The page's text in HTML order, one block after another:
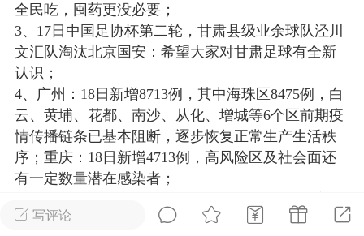
建术
DRYY面膜
爆款平台
26 23:18
电脑端 美业资讯
闪充小白罐
本/双效闪充，养出紧致小白脸！一、项
充小白罐 = 闪充大白肌（仪器）× 草本
产品）×极光嫩肤啫喱（产品）这是一套
护...写评论
全民吃，囤药更没必要；
3、17日中国足协杯第二轮，甘肃县级业余球队泾川
文汇队淘汰北京国安：希望大家对甘肃足球有全新
认识；
4、广州：18日新增8713例，其中海珠区8475例，白
云、黄埔、花都、南沙、从化、增城等6个区前期疫
情传播链条已基本阻断，逐步恢复正常生产生活秩
序；重庆：18日新增4713例，高风险区及社会面还
有一定数量潜在感染者；
气管线起火发生损坏，致行车中断，北京铁路：事